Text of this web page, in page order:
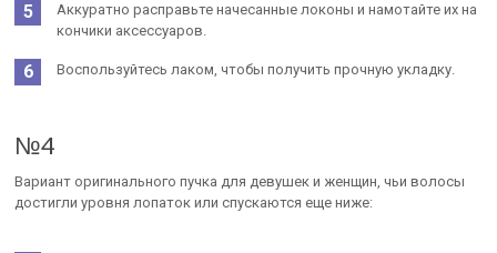
Аккуратно расправьте начесанные локоны и намотайте их на
кончики аксессуаров.
Воспользуйтесь лаком, чтобы получить прочную укладку.
№4
Вариант оригинального пучка для девушек и женщин, чьи волосы
достигли уровня лопаток или спускаются еще ниже: